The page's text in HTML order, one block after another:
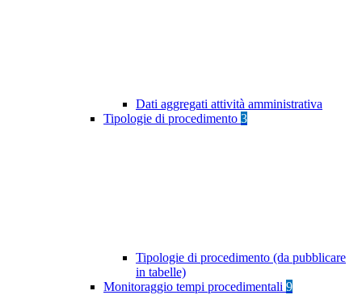
Dati aggregati attività amministrativa
Tipologie di procedimento 3
Tipologie di procedimento (da pubblicare
in tabelle)
Monitoraggio tempi procedimentali 9